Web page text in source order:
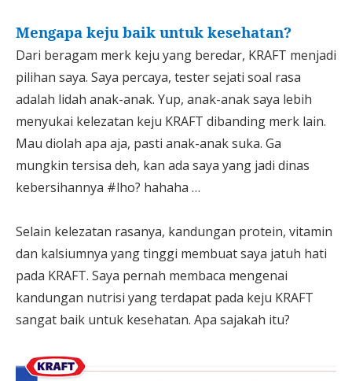
Mengapa keju baik untuk kesehatan?
Dari beragam merk keju yang beredar, KRAFT menjadi
pilihan saya. Saya percaya, tester sejati soal rasa
adalah lidah anak-anak. Yup, anak-anak saya lebih
menyukai kelezatan keju KRAFT dibanding merk lain.
Mau diolah apa aja, pasti anak-anak suka. Ga
mungkin tersisa deh, kan ada saya yang jadi dinas
kebersihannya #lho? hahaha …
Selain kelezatan rasanya, kandungan protein, vitamin
dan kalsiumnya yang tinggi membuat saya jatuh hati
pada KRAFT. Saya pernah membaca mengenai
kandungan nutrisi yang terdapat pada keju KRAFT
sangat baik untuk kesehatan. Apa sajakah itu?